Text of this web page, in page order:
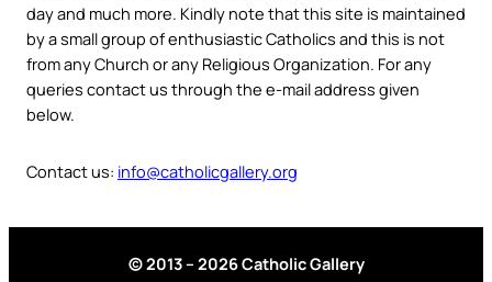
day and much more. Kindly note that this site is maintained
by a small group of enthusiastic Catholics and this is not
from any Church or any Religious Organization. For any
queries contact us through the e-mail address given
below.
Contact us: info@catholicgallery.org
© 2013 – 2026 Catholic Gallery